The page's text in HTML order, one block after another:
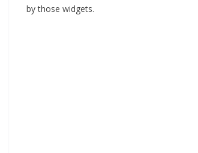
by those widgets.